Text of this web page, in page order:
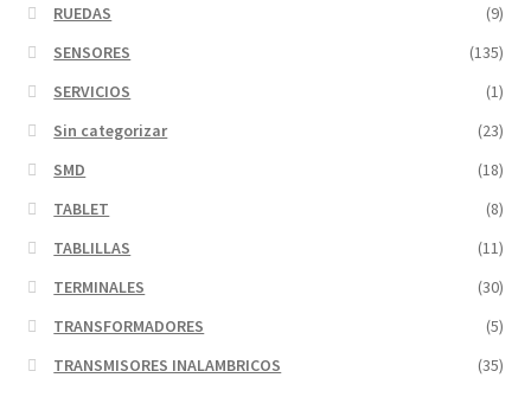
RUEDAS
(9)
SENSORES
(135)
SERVICIOS
(1)
Sin categorizar
(23)
SMD
(18)
TABLET
(8)
TABLILLAS
(11)
TERMINALES
(30)
TRANSFORMADORES
(5)
TRANSMISORES INALAMBRICOS
(35)